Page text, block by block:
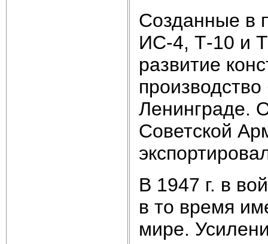
Созданные в
ИС-4, Т-10 и
развитие
Ленинграде.
Советской
В 1947 г. в
в то время
мире.